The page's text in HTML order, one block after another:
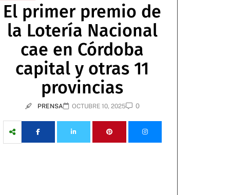
El primer premio de
la Lotería Nacional
cae en Córdoba
capital y otras 11
provincias
PRENSA OCTUBRE 10, 2025 0